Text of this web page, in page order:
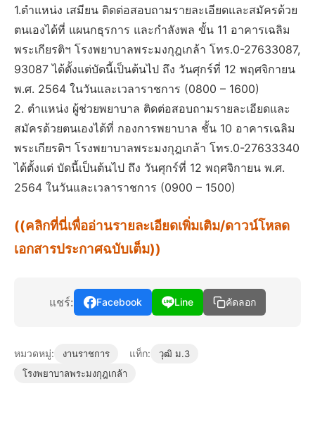
1.ตำแหน่ง เสมียน ติดต่อสอบถามรายละเอียดและสมัครด้วย
ตนเองได้ที่ แผนกธุรการ และกำลังพล ขั้น 11 อาคารเฉลิม
พระเกียรติฯ โรงพยาบาลพระมงกุฎเกล้า โทร.0-27633087,
93087 ได้ตั้งแต่บัดนี้เป็นต้นไป ถึง วันศุกร์ที่ 12 พฤศจิกายน
พ.ศ. 2564 ในวันและเวลาราชการ (0800 – 1600)
2. ตำแหน่ง ผู้ช่วยพยาบาล ติดต่อสอบถามรายละเอียดและ
สมัครด้วยตนเองได้ที่ กองการพยาบาล ชั้น 10 อาคารเฉลิม
พระเกียรติฯ โรงพยาบาลพระมงกุฎเกล้า โทร.0-27633340
ได้ตั้งแต่ บัดนี้เป็นต้นไป ถึง วันศุกร์ที่ 12 พฤศจิกายน พ.ศ.
2564 ในวันและเวลาราชการ (0900 – 1500)
((คลิกที่นี่เพื่ออ่านรายละเอียดเพิ่มเติม/ดาวน์โหลด
เอกสารประกาศฉบับเต็ม))
แชร์: Facebook Line คัดลอก
หมวดหมู่: งานราชการ แท็ก:
วุฒิ ม.3
โรงพยาบาลพระมงกุฎเกล้า